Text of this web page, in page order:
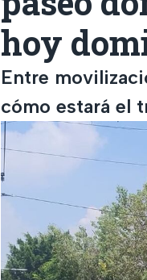
hoy
Entre
cómo estará el